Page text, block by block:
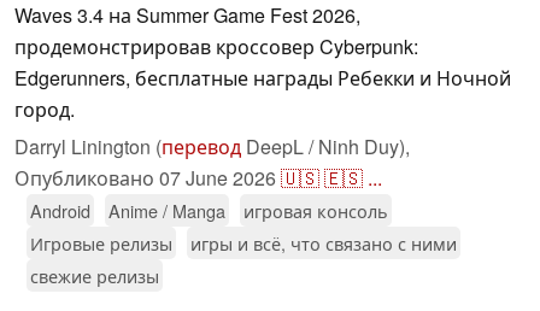
Waves 3.4 на Summer Game Fest 2026,
продемонстрировав кроссовер Cyberpunk:
Edgerunners, бесплатные награды Ребекки и Ночной
город.
Darryl Linington (перевод DeepL / Ninh Duy),
Опубликовано 07 June 2026🇺🇸🇪🇸 ...
Android Anime / Manga
игровая консоль
Игровые релизы
игры и всё, что связано с ними
свежие релизы